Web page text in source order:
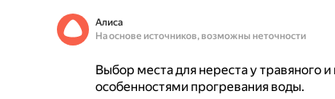
Алиса
На основе источников, возможны неточности
Выбор места для нереста у травяного
особенностями прогревания воды.